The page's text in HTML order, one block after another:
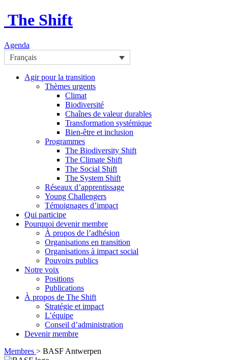
The Shift
Agenda
Français
Agir pour la transition
Thèmes urgents
Climat
Biodiversité
Chaînes de valeur durables
Transformation systémique
Bien-être et inclusion
Programmes
The Biodiversity Shift
The Climate Shift
The Social Shift
The System Shift
Réseaux d’apprentissage
Young Challengers
Témoignages d’impact
Qui participe
Pourquoi devenir membre
À propos de l’adhésion
Organisations en transition
Organisations à impact social
Pouvoirs publics
Notre voix
Positions
Publications
À propos de The Shift
Stratégie et impact
L’équipe
Conseil d’administration
Devenir membre
Membres > BASF Antwerpen